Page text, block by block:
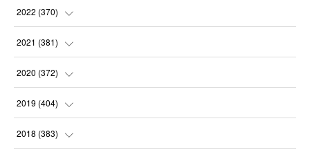
(31
(31
(30
(30
(31
(30
(31
(31
(31
(30
2022 (370)
(31
(31
(31
(31
2021 (381)
(35
(37
(31
2020 (372)
(32
(32
2019 (404)
(35
2018 (383)